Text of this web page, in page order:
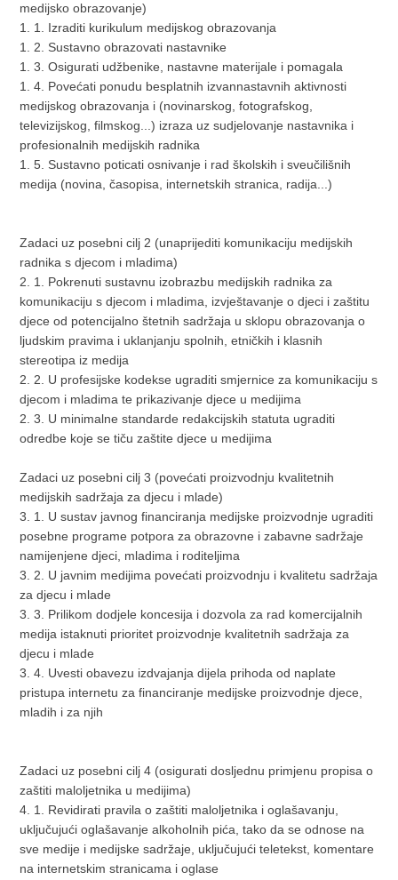
medijsko obrazovanje)
1. 1. Izraditi kurikulum medijskog obrazovanja
1. 2. Sustavno obrazovati nastavnike
1. 3. Osigurati udžbenike, nastavne materijale i pomagala
1. 4. Povećati ponudu besplatnih izvannastavnih aktivnosti
medijskog obrazovanja i (novinarskog, fotografskog,
televizijskog, filmskog...) izraza uz sudjelovanje nastavnika i
profesionalnih medijskih radnika
1. 5. Sustavno poticati osnivanje i rad školskih i sveučilišnih
medija (novina, časopisa, internetskih stranica, radija...)
Zadaci uz posebni cilj 2 (unaprijediti komunikaciju medijskih
radnika s djecom i mladima)
2. 1. Pokrenuti sustavnu izobrazbu medijskih radnika za
komunikaciju s djecom i mladima, izvještavanje o djeci i zaštitu
djece od potencijalno štetnih sadržaja u sklopu obrazovanja o
ljudskim pravima i uklanjanju spolnih, etničkih i klasnih
stereotipa iz medija
2. 2. U profesijske kodekse ugraditi smjernice za komunikaciju s
djecom i mladima te prikazivanje djece u medijima
2. 3. U minimalne standarde redakcijskih statuta ugraditi
odredbe koje se tiču zaštite djece u medijima
Zadaci uz posebni cilj 3 (povećati proizvodnju kvalitetnih
medijskih sadržaja za djecu i mlade)
3. 1. U sustav javnog financiranja medijske proizvodnje ugraditi
posebne programe potpora za obrazovne i zabavne sadržaje
namijenjene djeci, mladima i roditeljima
3. 2. U javnim medijima povećati proizvodnju i kvalitetu sadržaja
za djecu i mlade
3. 3. Prilikom dodjele koncesija i dozvola za rad komercijalnih
medija istaknuti prioritet proizvodnje kvalitetnih sadržaja za
djecu i mlade
3. 4. Uvesti obavezu izdvajanja dijela prihoda od naplate
pristupa internetu za financiranje medijske proizvodnje djece,
mladih i za njih
Zadaci uz posebni cilj 4 (osigurati dosljednu primjenu propisa o
zaštiti maloljetnika u medijima)
4. 1. Revidirati pravila o zaštiti maloljetnika i oglašavanju,
uključujući oglašavanje alkoholnih pića, tako da se odnose na
sve medije i medijske sadržaje, uključujući teletekst, komentare
na internetskim stranicama i oglase